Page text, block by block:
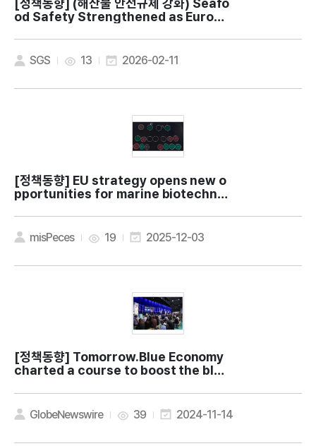
[정책동향]
od Safety Strengthened as Europe
Metal Rules
SGS 13 2026-02-11
[정책동향]
pportunities for marine biotechnol
misPeces 19 2025-12-03
[정책동향]
charted a course to boost the blue
GlobeNewswire 39 2024-11-14